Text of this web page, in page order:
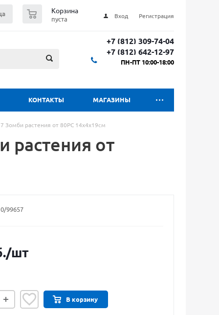
Вход Регистрация
Корзина
пуста
+7 (812) 309-74-04
+7 (812) 642-12-97
ПН-ПТ 10:00-18:00
КОНТАКТЫ МАГАЗИНЫ
Зомби растения от 80РС 14х4х19см
растения от
99657
/шт
В корзину